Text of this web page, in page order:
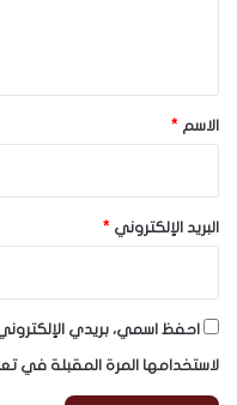
*
الاسم *
البريد الإلكتروني *
احفظ اسمي، بريدي
لاستخدامها المرة المقبلة في